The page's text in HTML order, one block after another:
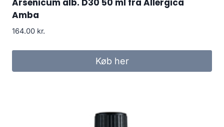
Arsenicum alb. D30 50 ml fra Allergica
Amba
164.00 kr.
Køb her